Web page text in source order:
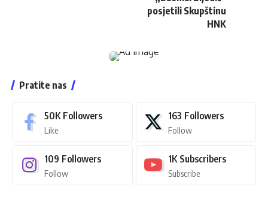
posjetili Skupštinu
HNK
Pratite nas
50K Followers
Like
163 Followers
Follow
109 Followers
Follow
1K Subscribers
Subscribe